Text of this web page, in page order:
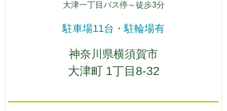
大津一丁目バス停～徒歩3分
駐車場11台・駐輪場有
神奈川県横須賀市
大津町 1丁目8-32